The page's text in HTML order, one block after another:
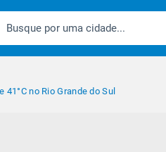
no Rio Grande do Sul